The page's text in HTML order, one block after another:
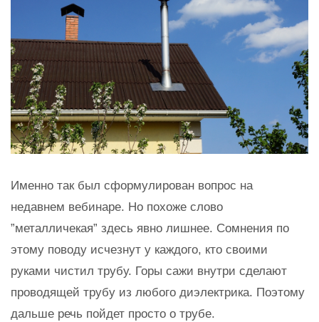
Именно так был сформулирован вопрос на
недавнем вебинаре. Но похоже слово
”металличекая” здесь явно лишнее. Сомнения по
этому поводу исчезнут у каждого, кто своими
руками чистил трубу. Горы сажи внутри сделают
проводящей трубу из любого диэлектрика. Поэтому
дальше речь пойдет просто о трубе.